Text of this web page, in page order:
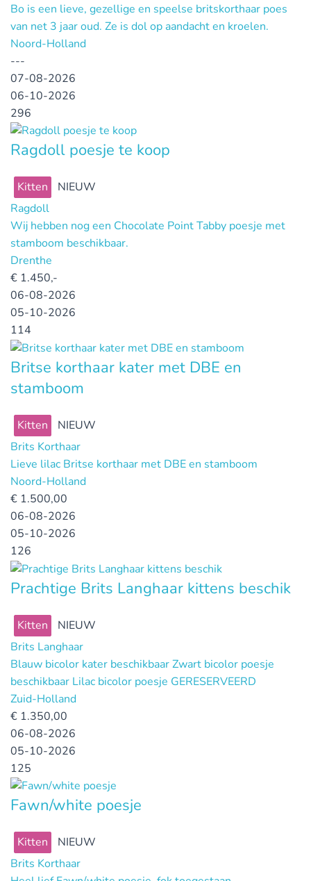
Bo is een lieve, gezellige en speelse britskorthaar poes
van net 3 jaar oud. Ze is dol op aandacht en kroelen.
Noord-Holland
---
07-08-2026
06-10-2026
296
Ragdoll poesje te koop
Kitten
NIEUW
Ragdoll
Wij hebben nog een Chocolate Point Tabby poesje met
stamboom beschikbaar.
Drenthe
€ 1.450,-
06-08-2026
05-10-2026
114
Britse korthaar kater met DBE en
stamboom
Kitten
NIEUW
Brits Korthaar
Lieve lilac Britse korthaar met DBE en stamboom
Noord-Holland
€ 1.500,00
06-08-2026
05-10-2026
126
Prachtige Brits Langhaar kittens beschik
Kitten
NIEUW
Brits Langhaar
Blauw bicolor kater beschikbaar Zwart bicolor poesje
beschikbaar Lilac bicolor poesje GERESERVEERD
Zuid-Holland
€ 1.350,00
06-08-2026
05-10-2026
125
Fawn/white poesje
Kitten
NIEUW
Brits Korthaar